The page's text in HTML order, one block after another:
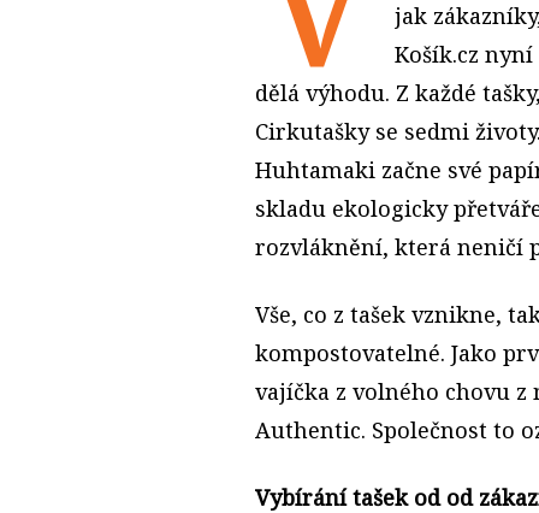
jak
Košík.cz
dělá výhodu. Z každé
Cirkutašky se sedmi
Huhtamaki začne své
skladu ekologicky
rozvláknění, která neničí
Vše, co z tašek vznikne,
kompostovatelné. Jako
vajíčka z volného chovu
Authentic. Společnost to
Vybírání tašek od od